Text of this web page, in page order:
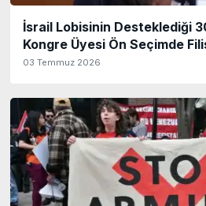
İsrail Lobisinin Desteklediği
Kongre Üyesi Ön Seçimde
03 Temmuz 2026